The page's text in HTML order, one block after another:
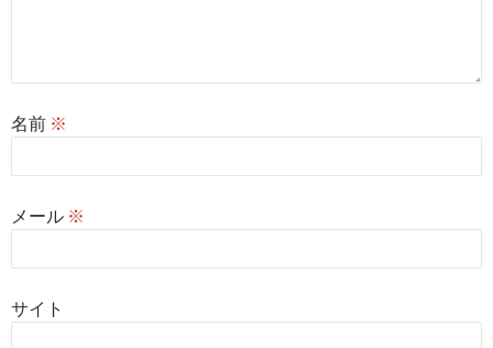
名前 ※
メール ※
サイト